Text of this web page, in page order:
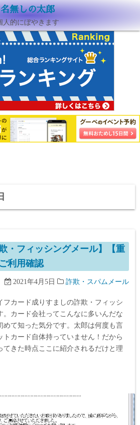
名無しの太郎
人的にぼやきます
・フィッシングメール】【重
利用確認
2021年4月5日 詐欺・スパムメール
フカード成りすましの詐欺・フィッシ
。カード会社ってこんなに多いんだな
めて知った気分です。太郎は何度も言
トカード自体持っていません！だから
てきた時点ここに紹介されるだけと理